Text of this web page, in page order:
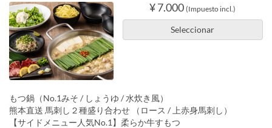
¥ 7.000 (Impuesto incl.)
Seleccionar
もつ鍋（No.1みそ / しょうゆ / 水炊き風）
熊本直送 馬刺し２種盛り合わせ （ロース / 上赤身馬刺し）
【サイドメニュー人気No.1】柔らか牛すもつ